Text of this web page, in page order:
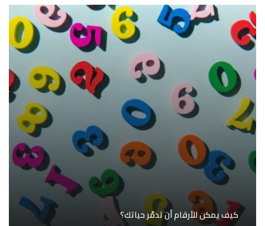
كيف يمكن للأرقام أن تدمّر حياتك؟